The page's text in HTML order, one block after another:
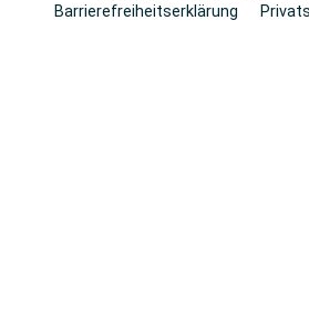
Barriere­­freiheitserklärung